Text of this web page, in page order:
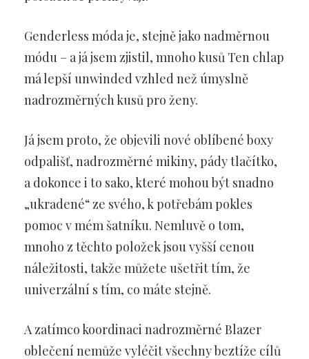
Genderless móda je, stejně jako nadměrnou
módu – a já jsem zjistil, mnoho kusů Ten chlap
má lepší unwinded vzhled než úmyslně
nadrozměrných kusů pro ženy.
Já jsem proto, že objevili nové oblíbené boxy
odpališť, nadrozměrné mikiny, pády tlačítko,
a dokonce i to sako, které mohou být snadno
„ukradené“ ze svého, k potřebám pokles
pomoc v mém šatníku. Nemluvě o tom,
mnoho z těchto položek jsou vyšší cenou
náležitosti, takže můžete ušetřit tím, že
univerzální s tím, co máte stejně.
A zatímco koordinaci nadrozměrné Blazer
oblečení nemůže vyléčit všechny beztíže cílů